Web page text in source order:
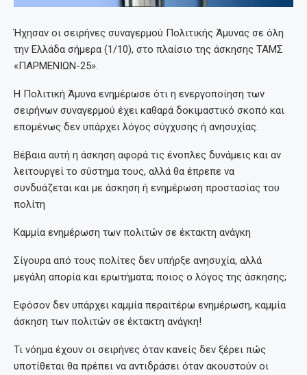
Ήχησαν οι σειρήνες συναγερμού Πολιτικής Άμυνας σε όλη
την Ελλάδα σήμερα (1/10), στο πλαίσιο της άσκησης ΤΑΜΣ
«ΠΑΡΜΕΝΙΩΝ-25».
Η Πολιτική Άμυνα ενημέρωσε ότι η ενεργοποίηση των
σειρήνων συναγερμού έχει καθαρά δοκιμαστικό σκοπό και
επομένως δεν υπάρχει λόγος σύγχυσης ή ανησυχίας.
Βέβαια αυτή η άσκηση αφορά τις ένοπλες δυνάμεις και αν
λειτουργεί το σύστημα τους, αλλά θα έπρεπε να
συνδυάζεται και με άσκηση ή ενημέρωση προστασίας του
πολίτη
Καμμία ενημέρωση των πολιτών σε έκτακτη ανάγκη
Σίγουρα από τους πολίτες δεν υπήρξε ανησυχία, αλλά
μεγάλη απορία και ερωτήματα; ποιος ο λόγος της άσκησης;
Εφόσον δεν υπάρχει καμμία περαιτέρω ενημέρωση, καμμία
άσκηση των πολιτών σε έκτακτη ανάγκη!
Τι νόημα έχουν οι σειρήνες όταν κανείς δεν ξέρει πώς
υποτίθεται θα πρέπει να αντιδράσει όταν ακουστούν οι